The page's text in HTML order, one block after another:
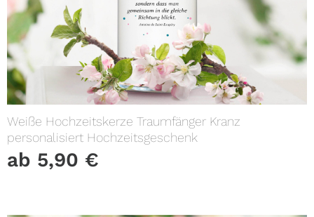
Weiße Hochzeitskerze Traumfänger Kranz
personalisiert Hochzeitsgeschenk
ab 5,90 €